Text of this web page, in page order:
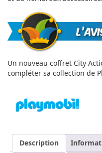
Un nouveau coffret City
compléter sa collection de
Description